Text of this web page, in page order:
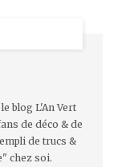
blog L'An Vert
de déco & de
de trucs &
chez soi.